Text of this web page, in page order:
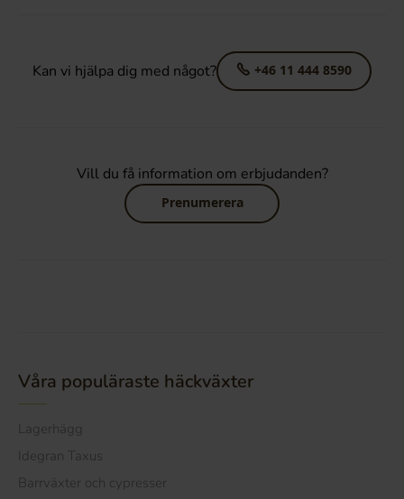
Kan vi hjälpa dig med något? +46 11 444 8590
Vill du få information om erbjudanden?
Prenumerera
Våra populäraste häckväxter
Lagerhägg
Idegran Taxus
Barrväxter och cypresser